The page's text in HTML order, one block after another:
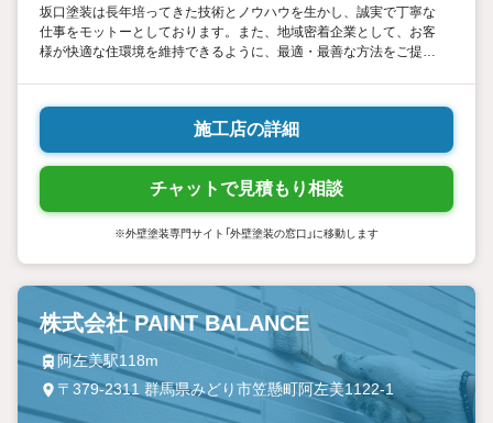
坂口塗装は長年培ってきた技術とノウハウを生かし、誠実で丁寧な
仕事をモットーとしております。また、地域密着企業として、お客
様が快適な住環境を維持できるように、最適・最善な方法をご提案
施工店の詳細
チャットで見積もり相談
※外壁塗装専門サイト「外壁塗装の窓口」に移動します
株式会社 PAINT BALANCE
阿左美駅118m
〒379-2311 群馬県みどり市笠懸町阿左美1122-1